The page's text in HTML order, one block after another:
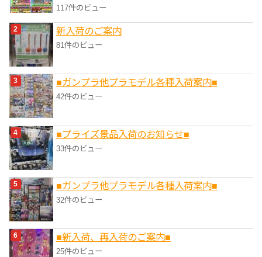
117件のビュー
新入荷のご案内
81件のビュー
■ガンプラ他プラモデル各種入荷案内■
42件のビュー
■プライズ景品入荷のお知らせ■
33件のビュー
■ガンプラ他プラモデル各種入荷案内■
32件のビュー
■新入荷、再入荷のご案内■
25件のビュー